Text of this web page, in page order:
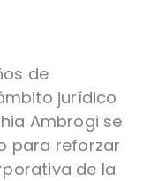
de
jurídico
Ambrogi se
para reforzar
de la